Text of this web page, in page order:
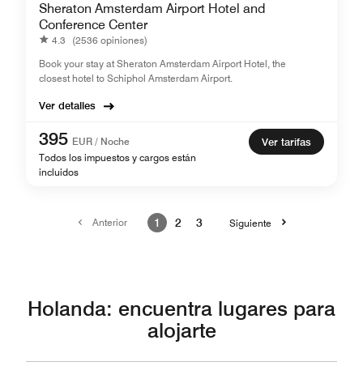
Sheraton Amsterdam Airport Hotel and
Conference Center
4.3
(2536 opiniones)
Book your stay at Sheraton Amsterdam Airport Hotel, the
closest hotel to Schiphol Amsterdam Airport.
Ver detalles
395 EUR / Noche
Todos los impuestos y cargos están
incluidos
Ver tarifas
Anterior 1 2 3 Siguiente
Holanda: encuentra lugares para
alojarte